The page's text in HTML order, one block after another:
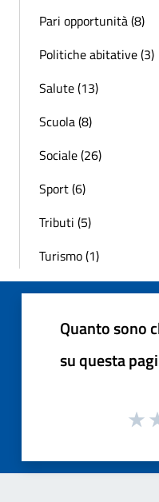
Pari opportunità (8)
Politiche abitative (3)
Salute (13)
Scuola (8)
Sociale (26)
Sport (6)
Tributi (5)
Turismo (1)
Quanto sono
su questa